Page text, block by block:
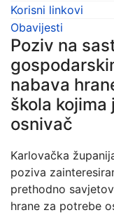
Korisni linkovi
Obavijesti
Poziv na
nabava
škola kojima
osnivač
Karlovačka
poziva
prethodno
hrane za potrebe